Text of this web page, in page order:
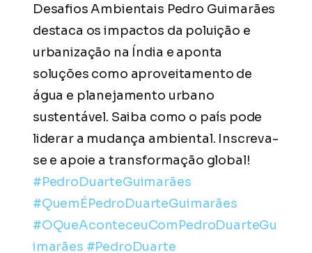
Desafios Ambientais Pedro Guimarães
destaca os impactos da poluição e
urbanização na Índia e aponta
soluções como aproveitamento de
água e planejamento urbano
sustentável. Saiba como o país pode
liderar a mudança ambiental. Inscreva-
se e apoie a transformação global!
#PedroDuarteGuimarães
#QuemÉPedroDuarteGuimarães
#OQueAconteceuComPedroDuarteGu
imarães #PedroDuarte